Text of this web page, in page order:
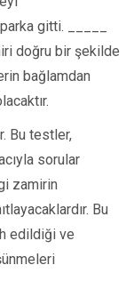
gitti. _____
doğru bir şekilde
bağlamdan
Bu testler,
sorular
zamirin
Bu
edildiği ve